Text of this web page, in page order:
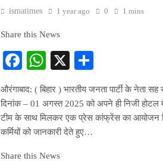
ismatimes 1 year ago 0 1 mins
Share this News
Facebook
WhatsApp
X
औरंगाबाद: ( बिहार ) भारतीय जनता पार्टी के नेता
दिनांक – 01 अगस्त 2025 को अपने ही निजी
टीम के साथ मिलकर एक प्रेस कांफ्रेंस का आयोजन
कर्मियों को जानकारी देते हुए…
Share this News